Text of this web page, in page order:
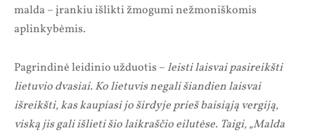
malda – įrankiu išlikti žmogumi nežmoniškomis
aplinkybėmis.
Pagrindinė leidinio užduotis –leisti laisvai pasireikšti
lietuvio dvasiai. Ko lietuvis negali šiandien laisvai
išreikšti, kas kaupiasi jo širdyje prieš baisiąją vergiją,
viską jis gali išlieti šio laikraščio eilutėse. Taigi, „Malda